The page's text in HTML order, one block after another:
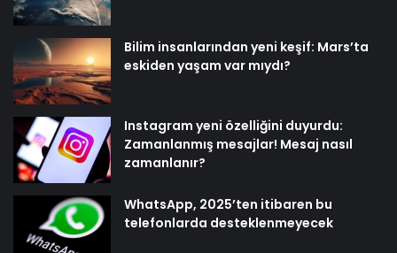
Bilim insanlarından yeni keşif: Mars’ta
eskiden yaşam var mıydı?
Instagram yeni özelliğini duyurdu:
Zamanlanmış mesajlar! Mesaj nasıl
zamanlanır?
WhatsApp, 2025’ten itibaren bu
telefonlarda desteklenmeyecek